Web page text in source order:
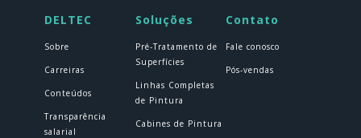
DELTEC Soluções Contato
Sobre
Carreiras
Conteúdos
Transparência
salarial
Pré-Tratamento de
Superfícies
Linhas Completas
de Pintura
Cabines de Pintura
Fale conosco
Pós-vendas